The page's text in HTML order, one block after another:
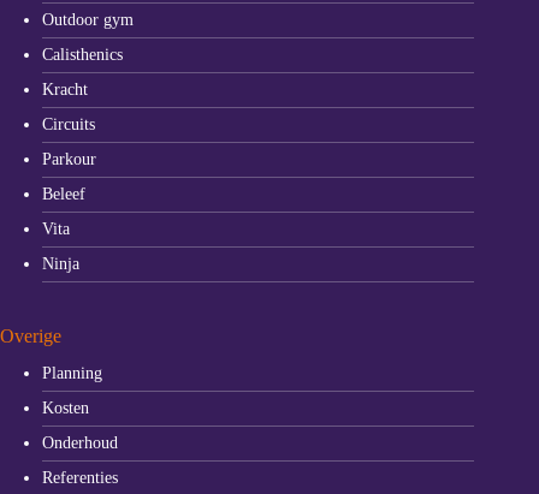
Outdoor gym
Calisthenics
Kracht
Circuits
Parkour
Beleef
Vita
Ninja
Overige
Planning
Kosten
Onderhoud
Referenties